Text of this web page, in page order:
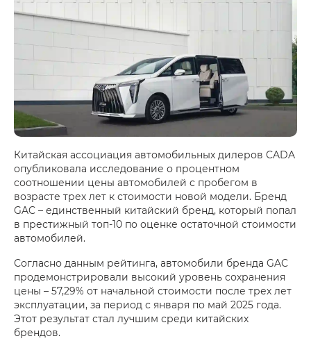
Китайская ассоциация автомобильных дилеров CADA
опубликовала исследование о процентном
соотношении цены автомобилей с пробегом в
возрасте трех лет к стоимости новой модели. Бренд
GAC – единственный китайский бренд, который попал
в престижный топ-10 по оценке остаточной стоимости
автомобилей.
Согласно данным рейтинга, автомобили бренда GAC
продемонстрировали высокий уровень сохранения
цены – 57,29% от начальной стоимости после трех лет
эксплуатации, за период с января по май 2025 года.
Этот результат стал лучшим среди китайских
брендов.